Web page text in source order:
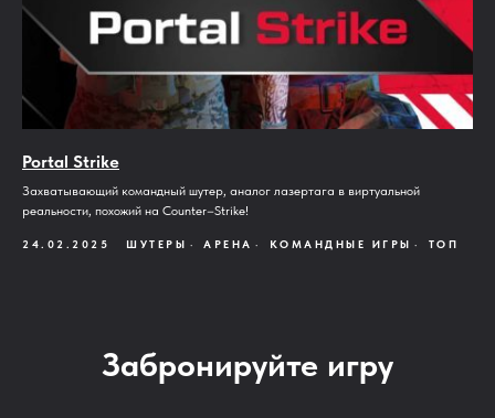
Portal Strike
Захватывающий командный шутер, аналог лазертага в виртуальной
реальности, похожий на Counter–Strike!
24.02.2025 ШУТЕРЫ АРЕНА КОМАНДНЫЕ ИГРЫ ТОП
Забронируйте игру